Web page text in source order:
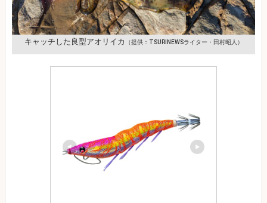
キャッチした良型アオリイカ （提供：TSURINEWSライター・田村昭人）